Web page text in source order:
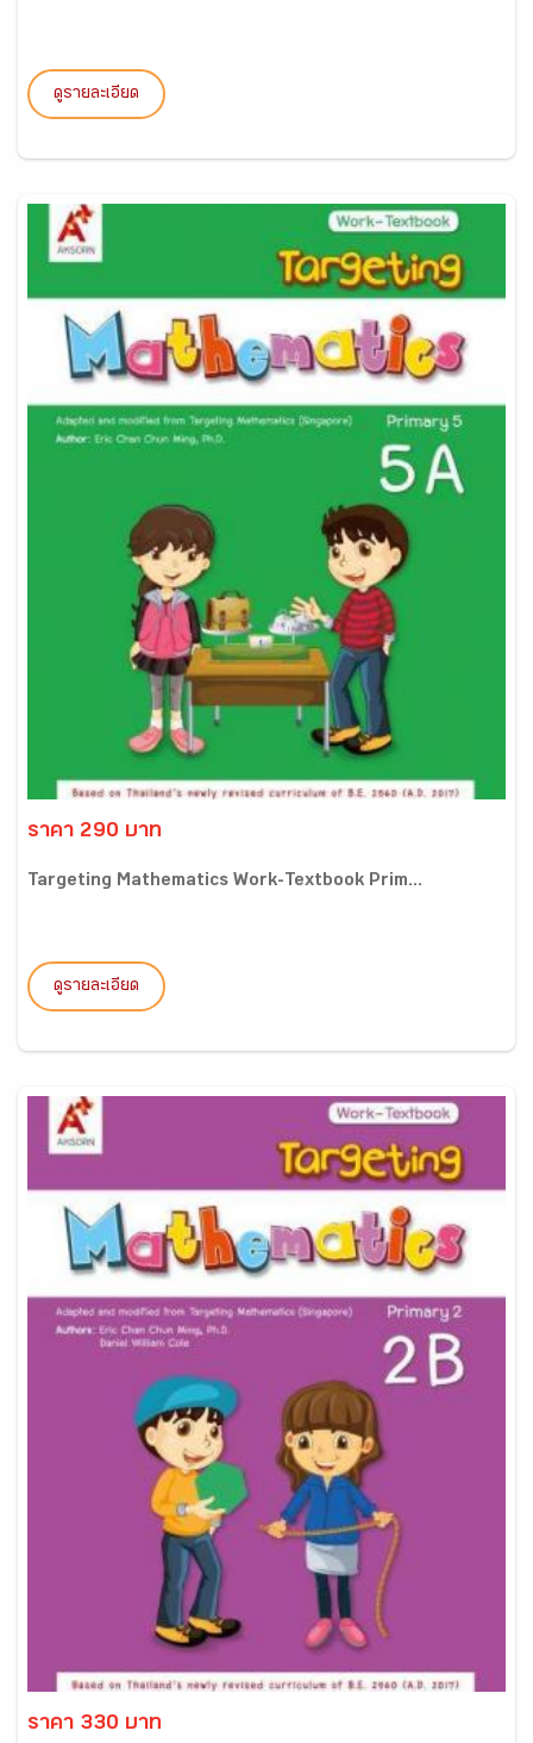
ดูรายละเอียด
ราคา 290 บาท
Targeting Mathematics Work-Textbook Prim...
ดูรายละเอียด
ราคา 330 บาท